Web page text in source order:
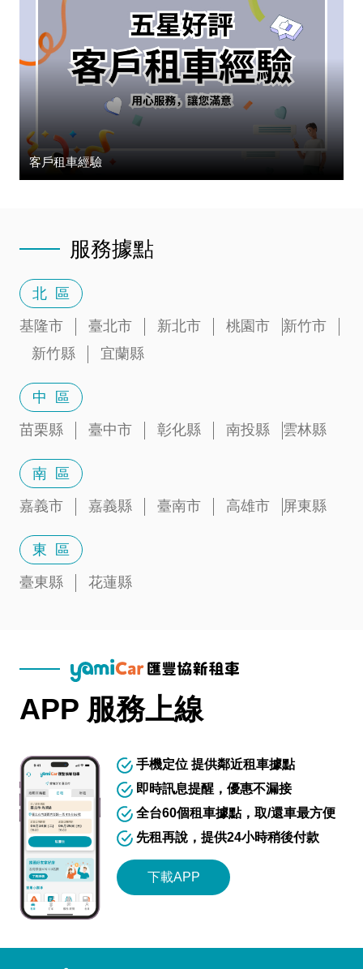
客戶租車經驗
服務據點
北 區
基隆市
臺北市 新北市 桃園市
新竹市
新竹縣
宜蘭縣
中 區
苗栗縣
臺中市 彰化縣 南投縣 雲林縣
南 區
嘉義市
嘉義縣 臺南市 高雄市 屏東縣
東 區
臺東縣
花蓮縣
APP 服務上線
手機定位 提供鄰近租車據點
即時訊息提醒，優惠不漏接
全台60個租車據點，取/還車最方便
先租再說，提供24小時稍後付款
下載APP